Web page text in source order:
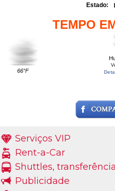
Estado:
TEMPO
66°F
Serviços VIP
Rent-a-Car
Shuttles,
Publicidade